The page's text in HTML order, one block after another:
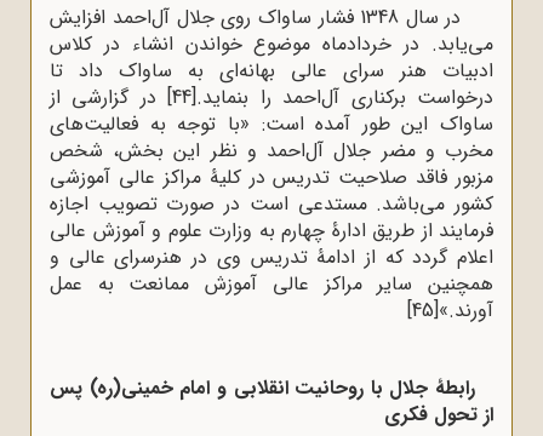
در سال 1348 فشار ساواک روی جلال آل‌احمد افزایش
می‌یابد. در خردادماه موضوع خواندن انشاء در کلاس
ادبیات هنر سرای عالی بهانه‌ای به ساواک داد تا
درخواست برکناری آل‌احمد را بنماید.[44] در گزارشی از
ساواک این طور آمده است: «با توجه به فعالیت‌های
مخرب و مضر جلال آل‌احمد و نظر این بخش، شخص
مزبور فاقد صلاحیت تدریس در کلیۀ مراکز عالی آموزشی
کشور می‌باشد. مستدعی است در صورت تصویب اجازه
فرمایند از طریق ادارۀ چهارم به وزارت علوم و آموزش عالی
اعلام گردد که از ادامۀ تدریس وی در هنرسرای عالی و
همچنین سایر مراکز عالی آموزش ممانعت به عمل
آورند.»[45]
رابطۀ جلال با روحانیت انقلابی و امام خمینی(ره) پس
از تحول فکری